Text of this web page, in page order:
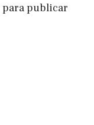
para publicar